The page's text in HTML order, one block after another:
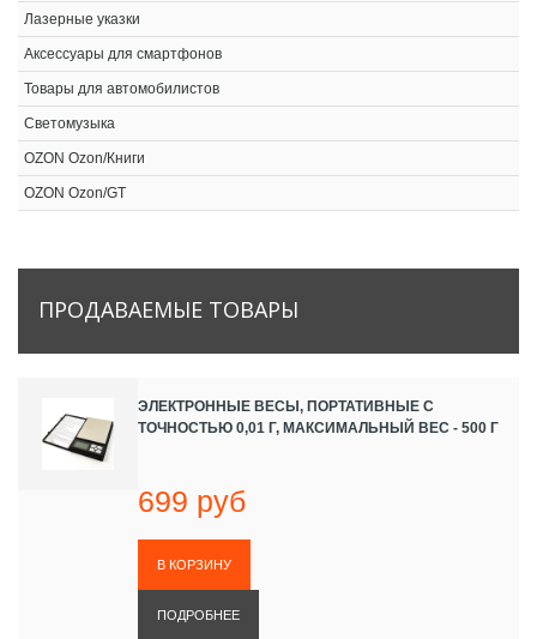
Лазерные указки
Аксессуары для смартфонов
Товары для автомобилистов
Светомузыка
OZON Ozon/Книги
OZON Ozon/GT
ПРОДАВАЕМЫЕ ТОВАРЫ
ЭЛЕКТРОННЫЕ ВЕСЫ, ПОРТАТИВНЫЕ С
ТОЧНОСТЬЮ 0,01 Г, МАКСИМАЛЬНЫЙ ВЕС - 500 Г
699 руб
ПОДРОБНЕЕ